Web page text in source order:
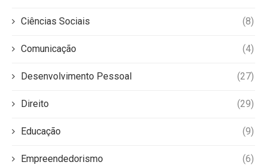
Ciências Sociais (8)
Comunicação (4)
Desenvolvimento Pessoal (27)
Direito (29)
Educação (9)
Empreendedorismo (6)